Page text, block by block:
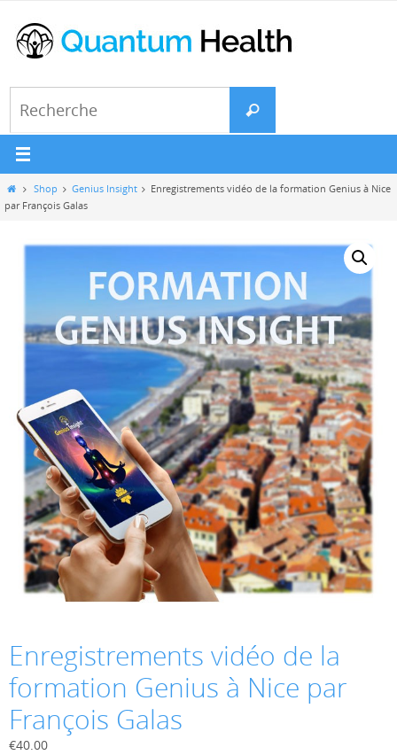
vers
Recherche
HomeShop Genius Insight
Enregistrements vidéo de la formation Genius à Nice
par François Galas
Enregistrements vidéo de la
formation Genius à Nice par
François Galas
€40.00